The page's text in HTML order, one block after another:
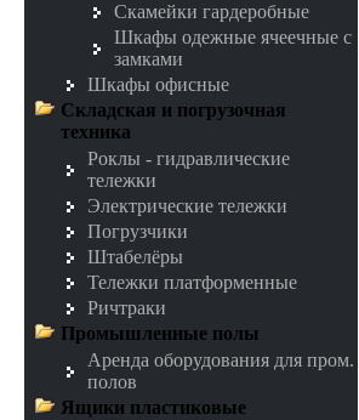
Скамейки гардеробные
Шкафы одежные ячеечные с
замками
Шкафы офисные
Складская и погрузочная
техника
Роклы - гидравлические
тележки
Электрические тележки
Погрузчики
Штабелёры
Тележки платформенные
Ричтраки
Промышленные полы
Аренда оборудования для пром.
полов
Ящики пластиковые